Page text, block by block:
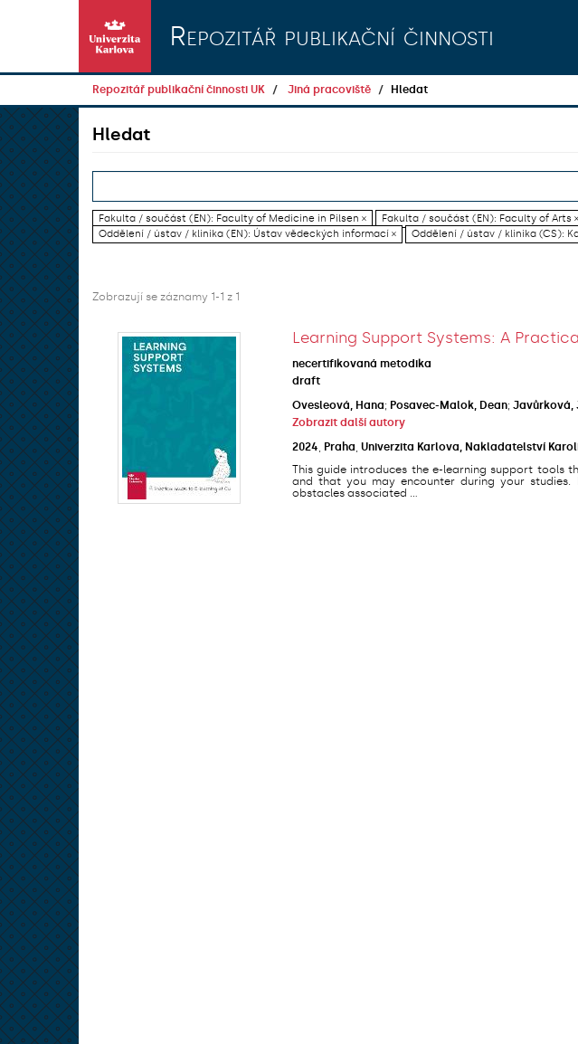
Repozitář publikační činnosti
Repozitář publikační činnosti UK Jiná pracoviště Hledat
Hledat
Fakulta / součást (EN): Faculty of Medicine in Pilsen ×
Fakulta / součást (EN): Faculty of Arts ×
Oddělení / ústav / klinika (EN): Ústav vědeckých informací ×
Oddělení / ústav / klinika (CS):
Zobrazují se záznamy 1-1 z 1
Learning Support Systems: A
necertifikovaná metodika
draft
Ovesleová, Hana; Posavec-Malok, Dean; Javůrková,
Zobrazit další autory
2024
Praha Univerzita Karlova, Nakladatelství
This guide introduces the e-learning support tools
and that you may encounter during your
obstacles associated ...